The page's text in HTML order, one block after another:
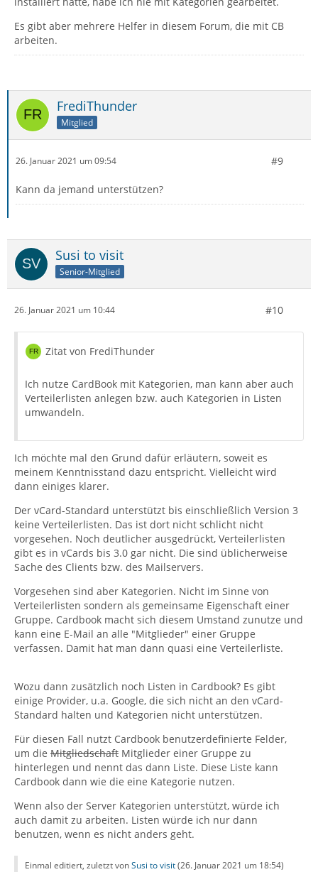
Es gibt aber mehrere Helfer in diesem Forum, die mit CB
arbeiten.
FrediThunder
Mitglied
26. Januar 2021 um 09:54 #9
Kann da jemand unterstützen?
Susi to visit
Senior-Mitglied
26. Januar 2021 um 10:44 #10
Zitat von FrediThunder
Ich nutze CardBook mit Kategorien, man kann aber auch
Verteilerlisten anlegen bzw. auch Kategorien in Listen
umwandeln.
Ich möchte mal den Grund dafür erläutern, soweit es
meinem Kenntnisstand dazu entspricht. Vielleicht wird
dann einiges klarer.
Der vCard-Standard unterstützt bis einschließlich Version 3
keine Verteilerlisten. Das ist dort nicht schlicht nicht
vorgesehen. Noch deutlicher ausgedrückt, Verteilerlisten
gibt es in vCards bis 3.0 gar nicht. Die sind üblicherweise
Sache des Clients bzw. des Mailservers.
Vorgesehen sind aber Kategorien. Nicht im Sinne von
Verteilerlisten sondern als gemeinsame Eigenschaft einer
Gruppe. Cardbook macht sich diesem Umstand zunutze und
kann eine E-Mail an alle "Mitglieder" einer Gruppe
verfassen. Damit hat man dann quasi eine Verteilerliste.
Wozu dann zusätzlich noch Listen in Cardbook? Es gibt
einige Provider, u.a. Google, die sich nicht an den vCard-
Standard halten und Kategorien nicht unterstützen.
Für diesen Fall nutzt Cardbook benutzerdefinierte Felder,
um die Mitgliedschaft Mitglieder einer Gruppe zu
hinterlegen und nennt das dann Liste. Diese Liste kann
Cardbook dann wie die eine Kategorie nutzen.
Wenn also der Server Kategorien unterstützt, würde ich
auch damit zu arbeiten. Listen würde ich nur dann
benutzen, wenn es nicht anders geht.
Einmal editiert, zuletzt vonSusi to visit(26. Januar 2021 um 18:54)